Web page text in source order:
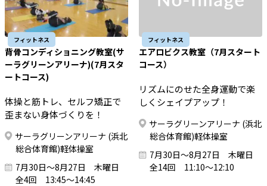
フィットネス
背骨コンディショニング教室(サ
ーラグリーンアリーナ)(7月スタ
ートコース)
体操と筋トレ、セルフ矯正で
歪まない身体づくりを！
サーラグリーンアリーナ (浜北
総合体育館)軽体操室
7月30日～8月27日 木曜日
全4回 13:45～14:45
フィットネス
エアロビクス教室（7月スタート
コース）
リズムにのせた全身運動で楽
しくシェイプアップ！
サーラグリーンアリーナ (浜北
総合体育館)軽体操室
7月30日～8月27日 木曜日
全14回 11:10～12:10